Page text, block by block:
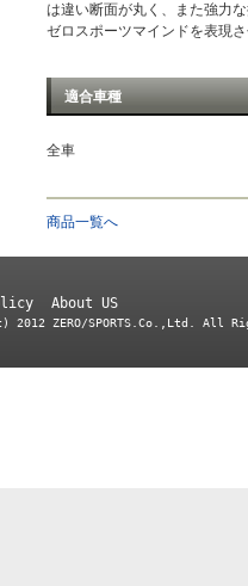
は違い断面が丸く、また強力
ゼロスポーツマインドを表現
適合車種
全車
商品一覧へ
About US
2012 ZERO/SPORTS.Co.,Ltd. All